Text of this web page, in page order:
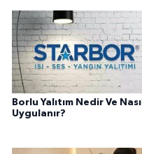
Borlu Yalıtım Nedir Ve Nasıl
Uygulanır?